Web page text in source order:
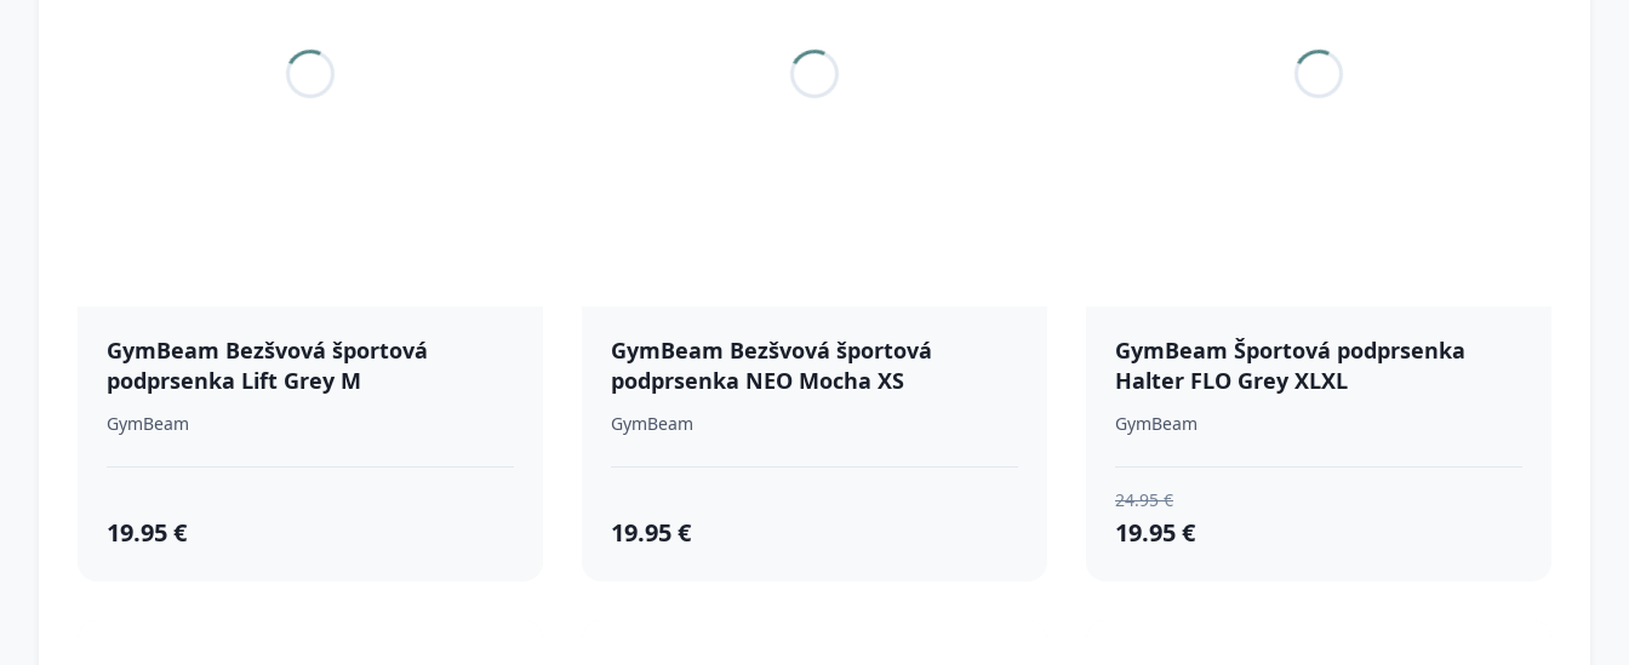
GymBeam Bezšvová športová
podprsenka Lift Grey M
GymBeam
19.95 €
GymBeam Bezšvová športová
podprsenka NEO Mocha XS
GymBeam
19.95 €
GymBeam Športová podprsenka
Halter FLO Grey XLXL
GymBeam
24.95 €
19.95 €